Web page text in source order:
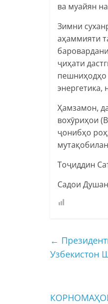
ва муайян
Зимни
аҳаммияти
ҷиҳати
пешниҳодҳо
энергетика,
Ҳамзамон,
вохӯриҳои
ҷонибҳо
Тоҷиддин
Садои
←
Узбекистон